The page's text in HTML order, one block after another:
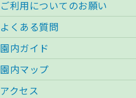
ご利用についてのお願い
よくある質問
園内ガイド
園内マップ
アクセス